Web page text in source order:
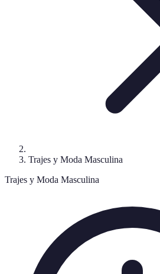
Trajes y Moda Masculina
Trajes y Moda Masculina